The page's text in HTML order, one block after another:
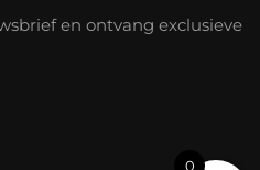
en ontvang exclusieve
0